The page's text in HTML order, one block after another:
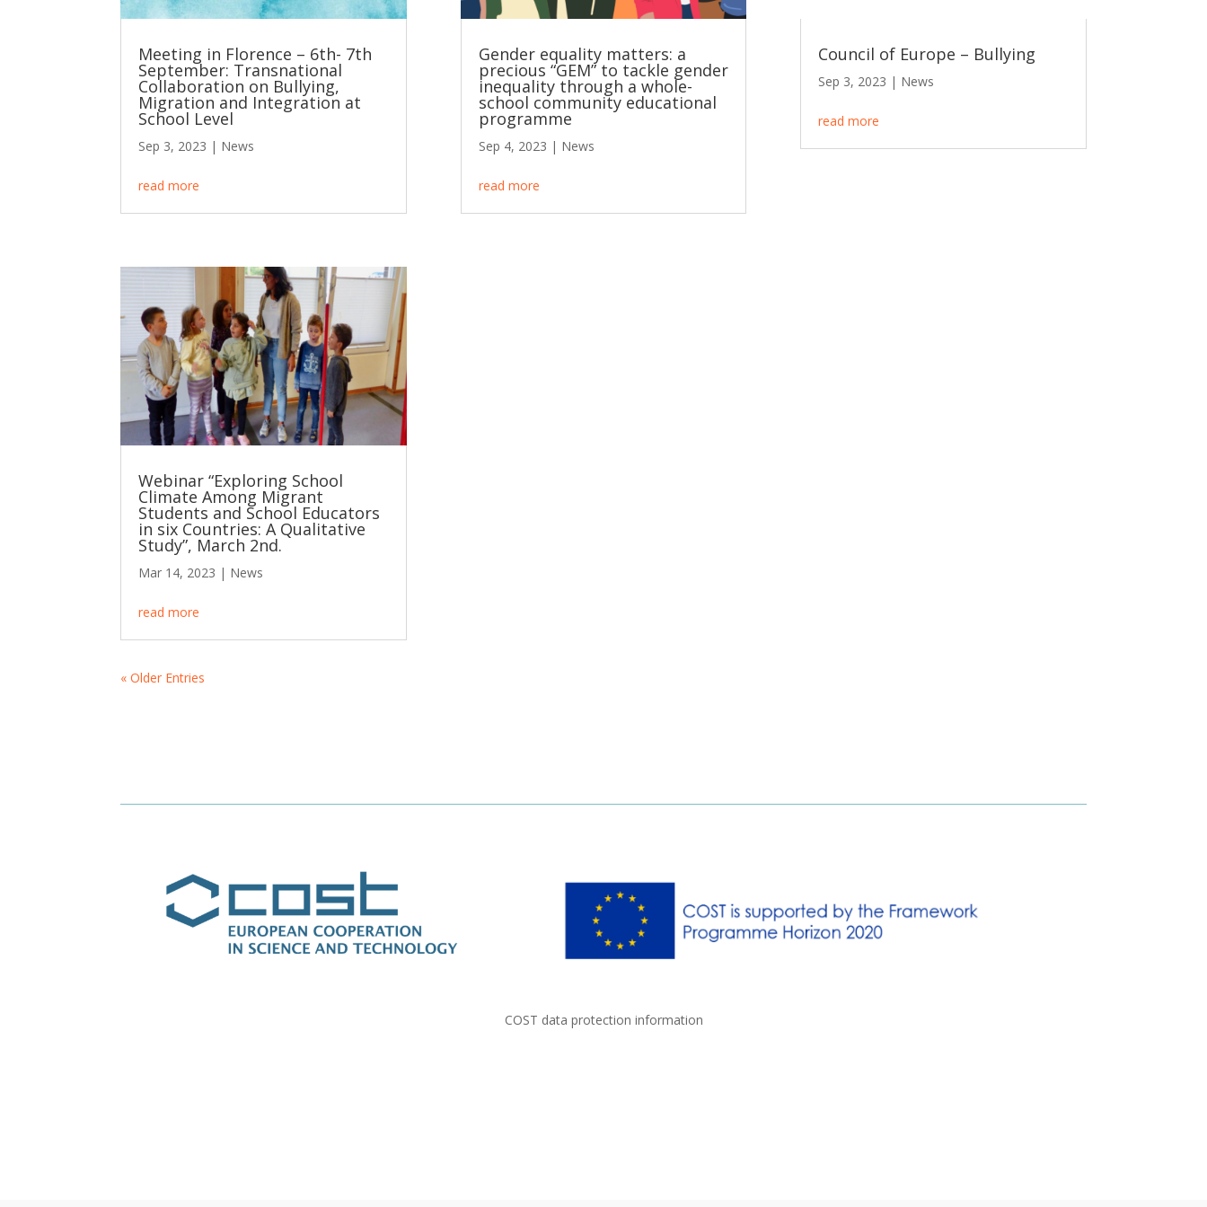
Meeting in Florence – 6th- 7th
September: Transnational
Collaboration on Bullying,
Migration and Integration at
School Level
Sep 3, 2023 | News
read more
Webinar “Exploring School
Climate Among Migrant
Students and School Educators
in six Countries: A Qualitative
Study”, March 2nd.
Mar 14, 2023 | News
read more
Gender equality matters: a
precious “GEM” to tackle gender
inequality through a whole-
school community educational
programme
Sep 4, 2023 | News
read more
Council of Europe – Bullying
Sep 3, 2023 | News
read more
« Older Entries
COST data protection information